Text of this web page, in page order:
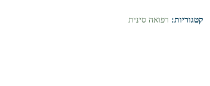
קטגוריות: רפואה סינית